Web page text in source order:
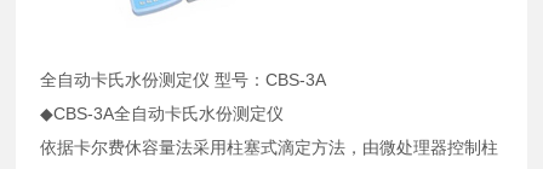
全自动卡氏水份测定仪 型号：CBS-3A
◆CBS-3A全自动卡氏水份测定仪
依据卡尔费休容量法采用柱塞式滴定方法，由微处理器控制柱